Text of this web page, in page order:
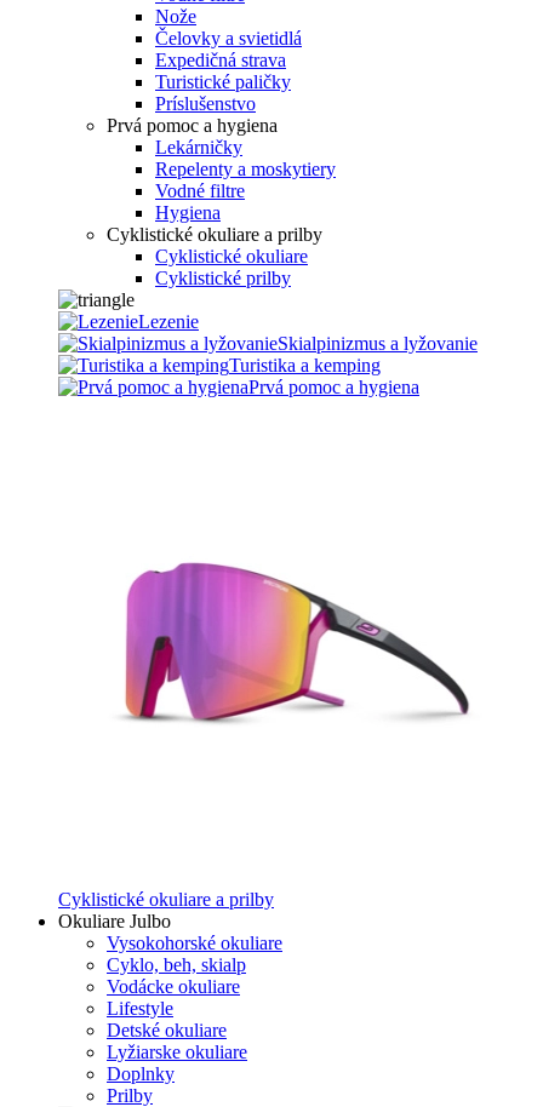
Nože
Čelovky a svietidlá
Expedičná strava
Turistické paličky
Príslušenstvo
Prvá pomoc a hygiena
Lekárničky
Repelenty a moskytiery
Vodné filtre
Hygiena
Cyklistické okuliare a prilby
Cyklistické okuliare
Cyklistické prilby
Lezenie
Skialpinizmus a lyžovanie
Turistika a kemping
Prvá pomoc a hygiena
Cyklistické okuliare a prilby
Okuliare Julbo
Vysokohorské okuliare
Cyklo, beh, skialp
Vodácke okuliare
Lifestyle
Detské okuliare
Lyžiarske okuliare
Doplnky
Prilby